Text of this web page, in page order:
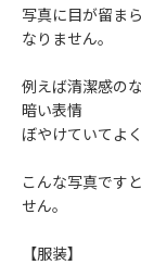
写真に目が留ま
なりません。
例えば清潔感の
暗い表情
ぼやけていてよ
こんな写真です
せん。
【服装】